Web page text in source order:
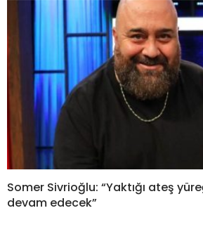
Somer Sivrioğlu: “Yaktığı ateş
devam edecek”